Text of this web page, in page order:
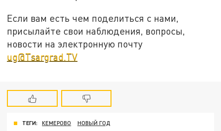
Если вам есть чем поделиться с нами,
присылайте свои наблюдения, вопросы,
новости на электронную почту
ug@Tsargrad.TV
ТЕГИ: КЕМЕРОВО НОВЫЙ ГОД